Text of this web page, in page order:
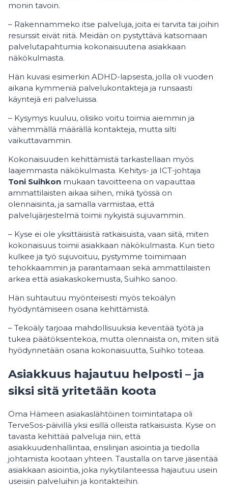
monin tavoin.
– Rakennammeko itse palveluja, joita ei tarvita tai joihin
resurssit eivät riitä. Meidän on pystyttävä katsomaan
palvelutapahtumia kokonaisuutena asiakkaan
näkökulmasta.
Hän kuvasi esimerkin ADHD-lapsesta, jolla oli vuoden
aikana kymmeniä palvelukontakteja ja runsaasti
käyntejä eri palveluissa.
– Kysymys kuuluu, olisiko voitu toimia aiemmin ja
vähemmällä määrällä kontakteja, mutta silti
vaikuttavammin.
Kokonaisuuden kehittämistä tarkastellaan myös
laajemmasta näkökulmasta. Kehitys- ja ICT-johtaja
Toni Suihkon mukaan tavoitteena on vapauttaa
ammattilaisten aikaa siihen, mikä työssä on
olennaisinta, ja samalla varmistaa, että
palvelujärjestelmä toimii nykyistä sujuvammin.
– Kyse ei ole yksittäisistä ratkaisuista, vaan siitä, miten
kokonaisuus toimii asiakkaan näkökulmasta. Kun tieto
kulkee ja työ sujuvoituu, pystymme toimimaan
tehokkaammin ja parantamaan sekä ammattilaisten
arkea että asiakaskokemusta, Suihko sanoo.
Hän suhtautuu myönteisesti myös tekoälyn
hyödyntämiseen osana kehittämistä.
– Tekoäly tarjoaa mahdollisuuksia keventää työtä ja
tukea päätöksentekoa, mutta olennaista on, miten sitä
hyödynnetään osana kokonaisuutta, Suihko toteaa.
Asiakkuus hajautuu helposti – ja
siksi sitä yritetään koota
Oma Hämeen asiakaslähtöinen toimintatapa oli
TerveSos-päivillä yksi esillä olleista ratkaisuista. Kyse on
tavasta kehittää palveluja niin, että
asiakkuudenhallintaa, ensilinjan asiointia ja tiedolla
johtamista kootaan yhteen. Taustalla on tarve jäsentää
asiakkaan asiointia, joka nykytilanteessa hajautuu usein
useisiin palveluihin ja kontakteihin.